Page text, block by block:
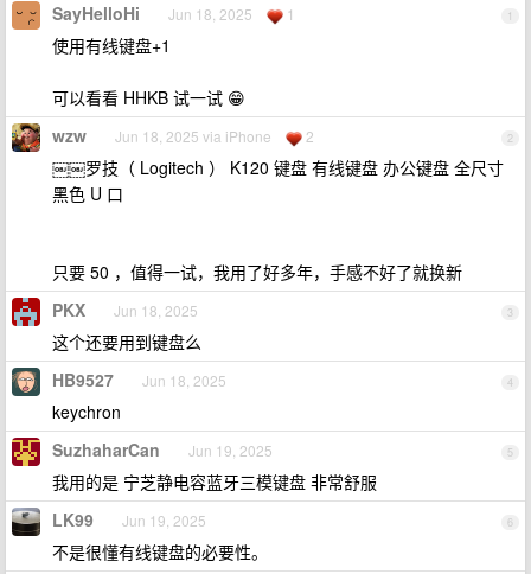
1
SayHelloHi Jun 18, 2025 1
使用有线键盘+1
可以看看 HHKB 试一试 😁
2
wzw Jun 18, 2025 via iPhone 2
￼￼罗技（ Logitech ） K120 键盘 有线键盘 办公键盘 全尺寸
黑色 U 口
只要 50 ，值得一试，我用了好多年，手感不好了就换新
3
PKX Jun 18, 2025
这个还要用到键盘么
4
HB9527 Jun 18, 2025
keychron
5
SuzhaharCan Jun 19, 2025
我用的是 宁芝静电容蓝牙三模键盘 非常舒服
6
LK99 Jun 19, 2025
不是很懂有线键盘的必要性。